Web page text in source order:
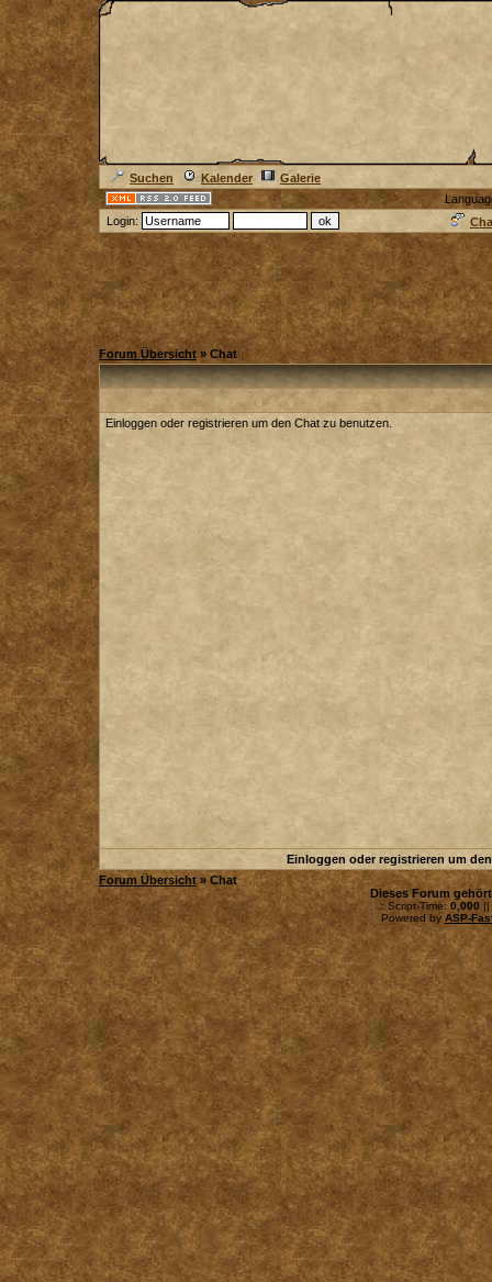
Suchen Kalender
Galerie
Login:
Forum Übersicht » Chat
Einloggen oder registrieren um den Chat zu benutzen.
Einloggen oder registrieren um
Forum Übersicht » Chat
Dieses Forum
.: Script-Time: 0,000 ||
Powered by ASP-